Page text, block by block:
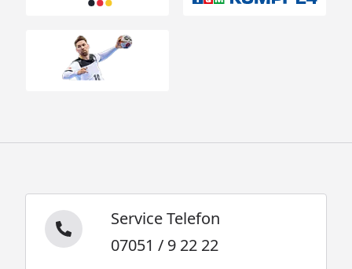
Service Telefon
07051 / 9 22 22